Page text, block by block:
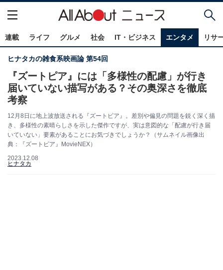
連載 ライフ グルメ 社会 IT・ビジネス エンタメ リサ
ヒナタカの雑食系映画論 第54回
『ズートピア』には「多様性の配慮」が行き
届いていない描写がある？その奥深さを徹底
考察
12月8日に地上波放送される『ズートピア』。差別や偏見の問題を鋭く深く描
き、多様性の素晴らしさを示した傑作ですが、実は意図的な「配慮が行き届
いていない」要素があることにお気づきでしょうか？（サムネイル画像出
典：『ズートピア』MovieNEX）
2023.12.08
ヒナタカ